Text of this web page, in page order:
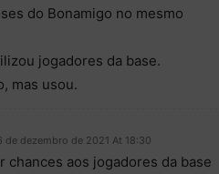
do Bonamigo no mesmo
jogadores da base.
mas usou.
de dezembro de 2021 At 18:30
chances aos jogadores da base